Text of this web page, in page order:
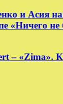
и Асия
«Ничего не
– «Zima».